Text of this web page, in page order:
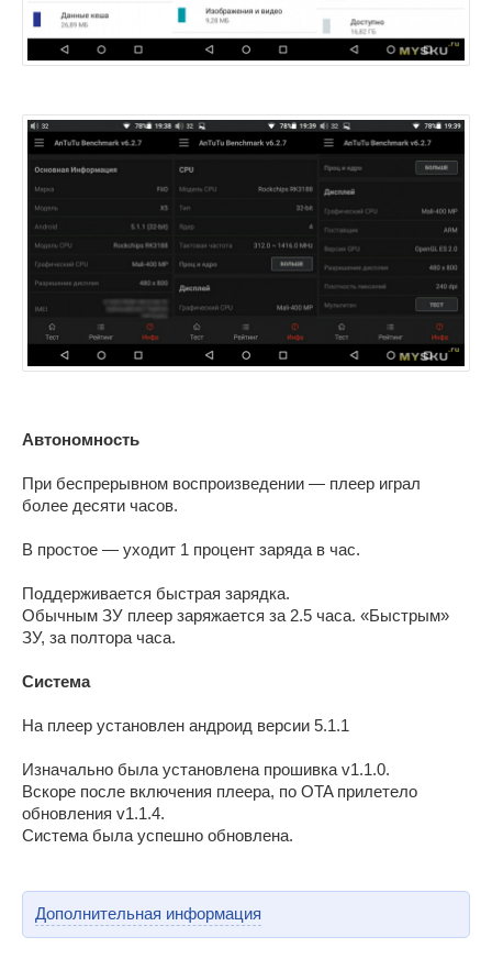
Автономность
При беспрерывном воспроизведении — плеер играл
более десяти часов.
В простое — уходит 1 процент заряда в час.
Поддерживается быстрая зарядка.
Обычным ЗУ плеер заряжается за 2.5 часа. «Быстрым»
ЗУ, за полтора часа.
Система
На плеер установлен андроид версии 5.1.1
Изначально была установлена прошивка v1.1.0.
Вскоре после включения плеера, по OTA прилетело
обновления v1.1.4.
Система была успешно обновлена.
Дополнительная информация